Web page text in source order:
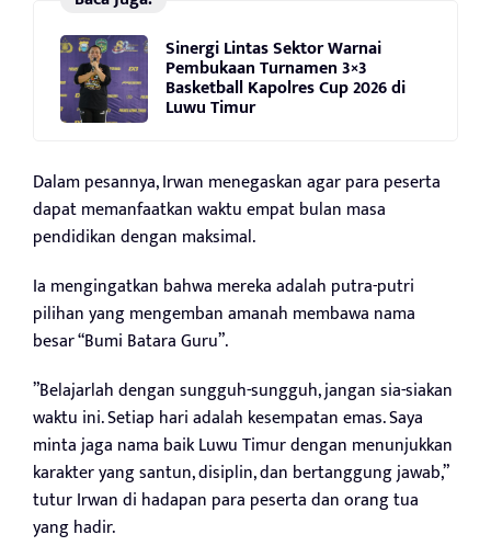
Sinergi Lintas Sektor Warnai
Pembukaan Turnamen 3×3
Basketball Kapolres Cup 2026 di
Luwu Timur
Dalam pesannya, Irwan menegaskan agar para peserta
dapat memanfaatkan waktu empat bulan masa
pendidikan dengan maksimal.
Ia mengingatkan bahwa mereka adalah putra-putri
pilihan yang mengemban amanah membawa nama
besar “Bumi Batara Guru”.
”Belajarlah dengan sungguh-sungguh, jangan sia-siakan
waktu ini. Setiap hari adalah kesempatan emas. Saya
minta jaga nama baik Luwu Timur dengan menunjukkan
karakter yang santun, disiplin, dan bertanggung jawab,”
tutur Irwan di hadapan para peserta dan orang tua
yang hadir.